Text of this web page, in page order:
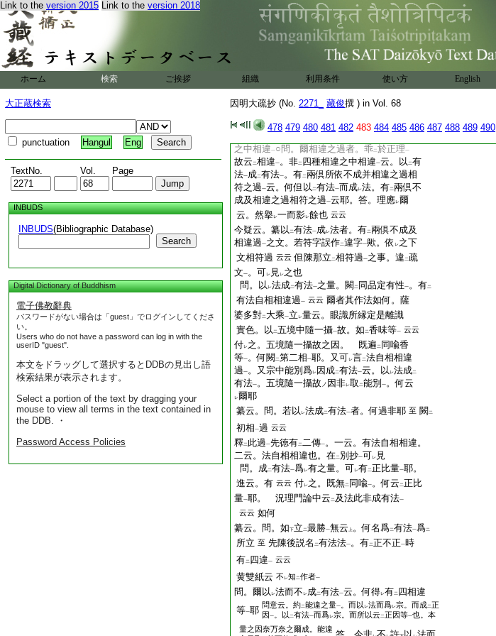
Link to the version 2015 Link to the version 2018
ホーム 検索 ご挨拶 組織 利用条件 使い方 English
大正蔵検索
punctuation Hangul Eng
TextNo. Vol. Page
INBUDS
INBUDS(Bibliographic Database)
Search
Digital Dictionary of Buddhism
電子佛教辭典
パスワードがない場合は「guest」でログインしてくださ
い。
Users who do not have a password can log in with the
userID "guest".
本文をドラッグして選択するとDDBの見出し語
検索結果が表示されます。
Select a portion of the text by dragging your
mouse to view all terms in the text contained in
the DDB. ・
Password Access Policies
因明大疏抄 (No. 2271_ 藏俊撰 ) in Vol. 68
478 479 480 481 482 483 484 485 486 487 488 489 490
定賓疏三云
第二過者。文云。又於二此中 欲三 成
立火觸
。共知 レ有故。謂烟下有レ 火。火中有 レ熱。是
人共知。若更成立。犯
相符過一。若如 二 2 我立一。遠
須レ立レ 量。方乃無レ 過准二此論文
。先徳云。陳
也 云云
黄雙紙云
之中相違一○問。爾相違之過者。乖二於正理一
故云 二相違一。非二 四種相違之中相違一云。以 二有
法一成二有法一。有二兩倶所依不成并相違之過相
符之過一云。何但以 二有法一而成レ法。有二兩倶不
成及相違之過相符之過一云耶。答。理應レ爾
云。然擧レ一而影レ餘也 云云
今疑云。纂以 二有法一成レ法者。有二兩倶不成及
相違過一之文。若符字誤作二違字一歟。依 レ之下
文相符過 云云 但陳那立 二相符過一之事。違 二疏
文一。可レ 見レ之也
問。以 レ法成二有法一之量。闕 二 同品定有性一。有二
有法自相相違過一 云云 爾者其作法如何。薩
婆多對二 大乘一立 レ量云。眼識所縁定是離識
實色。以 二五境中隨一攝一故。如 二香味等一 云云
付レ之。五境隨一攝故之因。 既遍 二 同喩香
等一。何闕 二第二相一耶。又可レ言二法自相相違
過一。又宗中能別爲レ 因成二有法一云。以 レ法成二
有法一。五境隨一攝故 ノ 因非レ取 二能別 一。何云
レ爾耶
纂云。問。若以 レ法成二有法一者。何過非耶 至 闕 二
初相一過 云云
釋二 此過一先徳有二二傳一。一云。有法自相相違。
二云。法自相相違也。在二 別抄一可レ 見
問。成二有法一爲レ有之量。可レ有二正比量一耶。
進云。有 云云 付レ之。既無二 同喩一。何云 二正比
量一耶。 況理門論中云 二 及法此非成有法一
云云 如何
纂云。問。如下立 二最勝一無云 上 。何名爲二有法一爲二
所立 至 先陳後説名 二有法法一。有二正不正一時
有二 四違一 云云
黄雙紙云 不 レ知 二作者一
問。爾以 レ法而不 レ成二有法一云。何得レ有二 四相違
等一耶 問意云。約二能違之量一 。而以 レ法而爲レ宗。而成二正
因一 。以 二有法一而爲レ宗。而所以云二正因等一也。本
量之因奈万奈之爾成。能違